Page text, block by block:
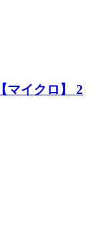
マイクロ】 2